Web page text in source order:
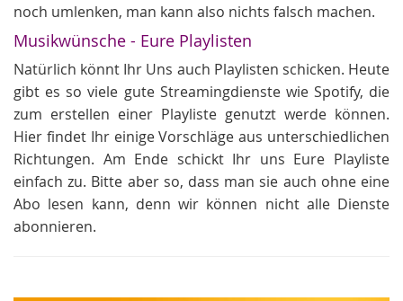
noch umlenken, man kann also nichts falsch machen.
Musikwünsche - Eure Playlisten
Natürlich könnt Ihr Uns auch Playlisten schicken. Heute
gibt es so viele gute Streamingdienste wie Spotify, die
zum erstellen einer Playliste genutzt werde können.
Hier findet Ihr einige Vorschläge aus unterschiedlichen
Richtungen. Am Ende schickt Ihr uns Eure Playliste
einfach zu. Bitte aber so, dass man sie auch ohne eine
Abo lesen kann, denn wir können nicht alle Dienste
abonnieren.